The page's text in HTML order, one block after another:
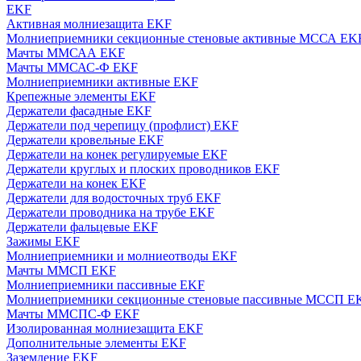
EKF
Активная молниезащита EKF
Молниеприемники секционные стеновые активные МССА
Мачты ММСАА EKF
Мачты ММСАС-Ф EKF
Молниеприемники активные EKF
Крепежные элементы EKF
Держатели фасадные EKF
Держатели под черепицу (профлист) EKF
Держатели кровельные EKF
Держатели на конек регулируемые EKF
Держатели круглых и плоских проводников EKF
Держатели на конек EKF
Держатели для водосточных труб EKF
Держатели проводника на трубе EKF
Держатели фальцевые EKF
Зажимы EKF
Молниеприемники и молниеотводы EKF
Мачты ММСП EKF
Молниеприемники пассивные EKF
Молниеприемники секционные стеновые пассивные МССП
Мачты ММСПС-Ф EKF
Изолированная молниезащита EKF
Дополнительные элементы EKF
Заземление EKF